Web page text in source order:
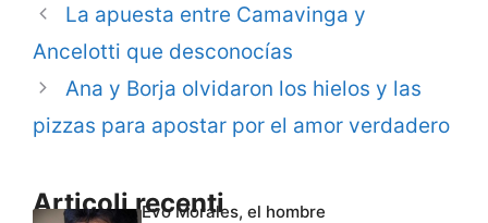
La apuesta entre Camavinga y
Ancelotti que desconocías
Ana y Borja olvidaron los hielos y las
pizzas para apostar por el amor verdadero
Articoli recentiEvo Morales, el hombre